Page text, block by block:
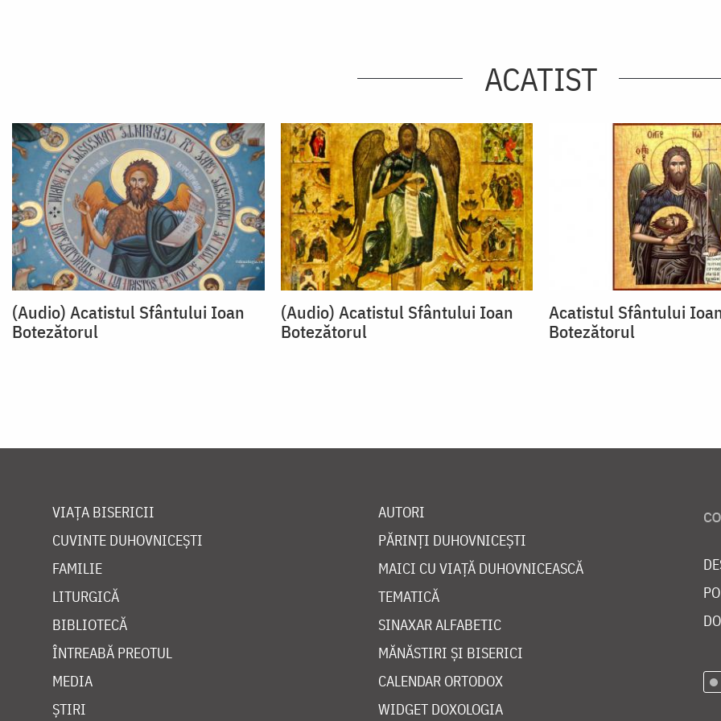
ACATIST
(Audio) Acatistul Sfântului Ioan
Botezătorul
(Audio) Acatistul Sfântului Ioan
Botezătorul
Acatistul Sfântului
Botezătorul
VIAȚA BISERICII
CUVINTE DUHOVNICEȘTI
FAMILIE
LITURGICĂ
BIBLIOTECĂ
ÎNTREABĂ PREOTUL
MEDIA
ȘTIRI
AUTORI
PĂRINȚI DUHOVNICEȘTI
MAICI CU VIAȚĂ DUHOVNICEASCĂ
TEMATICĂ
SINAXAR ALFABETIC
MĂNĂSTIRI ȘI BISERICI
CALENDAR ORTODOX
WIDGET DOXOLOGIA